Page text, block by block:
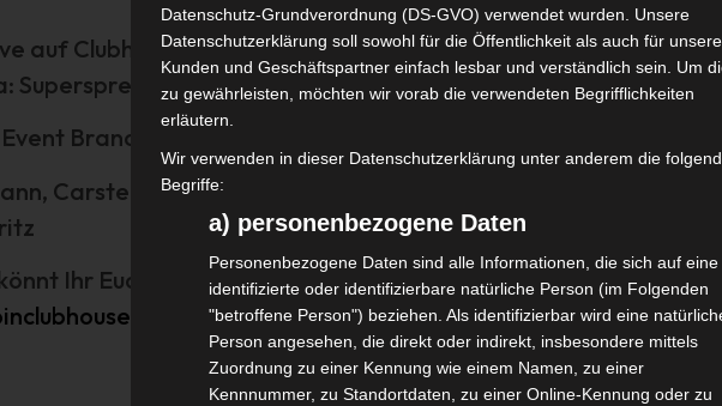
auf Clubhouse „We Believe in LIVE! – Der Event
Superspreader vs. Teil der Lösung.
Branchentalk #10
Carsten Heling, Marcus Pohl, Stefan Willich,
Ihr Euch auf Clubhouse für den Branchentalk
event/MdbBZJ05
Datenschutz-Grundverordnung (DS-GVO) verwendet wurden. Unsere
Datenschutzerklärung soll sowohl für die Öffentlichkeit als auch für unsere
Kunden und Geschäftspartner einfach lesbar und verständlich sein. Um
zu gewährleisten, möchten wir vorab die verwendeten Begrifflichkeiten
erläutern.
Wir verwenden in dieser Datenschutzerklärung unter anderem die
Begriffe:
a) personenbezogene Daten
Personenbezogene Daten sind alle Informationen, die sich auf eine
identifizierte oder identifizierbare natürliche Person (im Folgenden
"betroffene Person") beziehen. Als identifizierbar wird eine
Person angesehen, die direkt oder indirekt, insbesondere mittels
Zuordnung zu einer Kennung wie einem Namen, zu einer
Kennnummer, zu Standortdaten, zu einer Online-Kennung oder zu